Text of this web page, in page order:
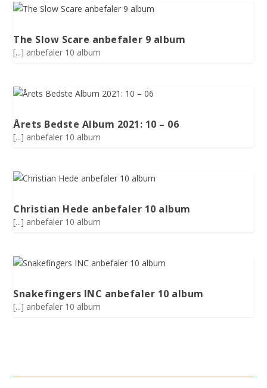
The Slow Scare anbefaler 9 album
[...] anbefaler 10 album
Årets Bedste Album 2021: 10 – 06
[...] anbefaler 10 album
Christian Hede anbefaler 10 album
[...] anbefaler 10 album
Snakefingers INC anbefaler 10 album
[...] anbefaler 10 album